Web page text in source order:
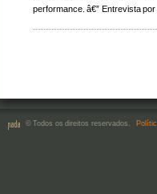
performance. â€” Entrevista
© Todos os direitos reservados.